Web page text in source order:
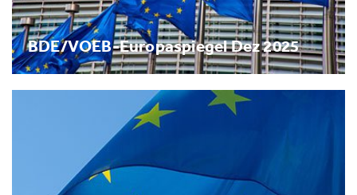
BDE/VOEB-Europaspiegel Dez 2025